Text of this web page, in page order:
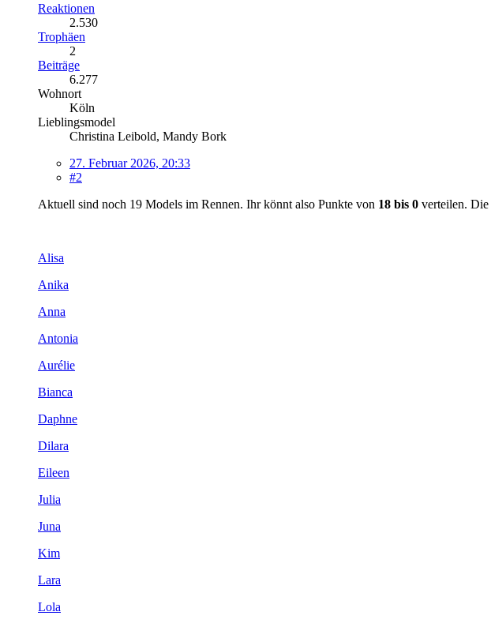
Reaktionen
2.530
Trophäen
2
Beiträge
6.277
Wohnort
Köln
Lieblingsmodel
Christina Leibold, Mandy Bork
27. Februar 2026, 20:33
#2
Aktuell sind noch 19 Models im Rennen. Ihr könnt also Punkte von 18 bis 0 verteilen. Die
Alisa
Anika
Anna
Antonia
Aurélie
Bianca
Daphne
Dilara
Eileen
Julia
Juna
Kim
Lara
Lola